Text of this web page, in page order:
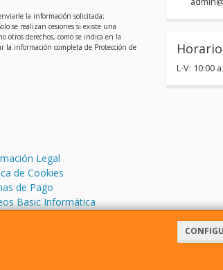
la información solicitada;
se realizan cesiones si existe una
otros derechos, como se indica en la
la información completa de Protección de
Legal
de Cookies
de Pago
Basic Informática
Horario
L-V: 10:00